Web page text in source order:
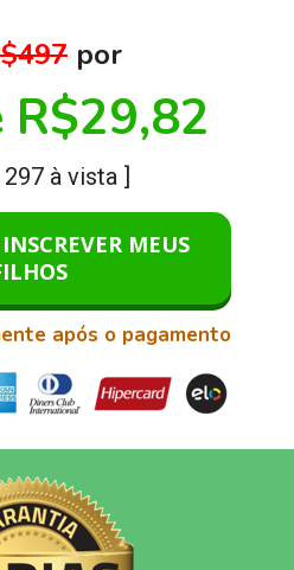
R$29,82
MEUS
297 à vista ]
por
após o pagamento